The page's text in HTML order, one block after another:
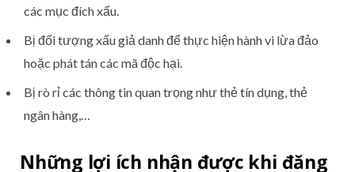
các mục đích xấu.
Bị đối tượng xấu giả danh để thực hiện hành vi lừa đảo
hoặc phát tán các mã độc hại.
Bị rò rỉ các thông tin quan trọng như thẻ tín dụng, thẻ
ngân hàng,…
Những lợi ích nhận được khi đăng